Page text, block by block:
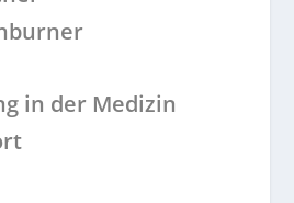
in der Medizin